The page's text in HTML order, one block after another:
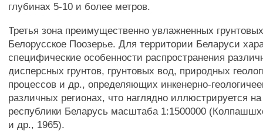
глубинах 5-10 и более метров.
Третья зона преимущественно увлажненных
Белорусское Поозерье. Для территории Беларуси
специфические особенности распространения
дисперсных грунтов, грунтовых вод, природных
процессов и др., определяющих инкенерно-
различных регионах, что наглядно иллюстрируется на
республики Беларусь масштаба 1:1500000
и др., 1965).